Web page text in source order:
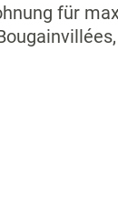
für